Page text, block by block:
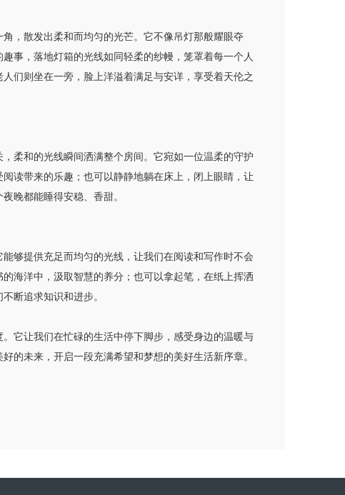
，散发出柔和而均匀的光芒。它不像吊灯那般耀眼夺
事，落地灯箱的光线如同轻柔的纱幔，笼罩着每一个人
们则坐在一旁，脸上洋溢着满足与安详，享受着天伦之
柔和的光线瞬间洒满整个房间。它宛如一位温柔的守护
读带来的乐趣；也可以静静地躺在床上，闭上眼睛，让
晚都能睡得安稳、香甜。
够提供充足而均匀的光线，让我们在阅读和写作时不会
海洋中，汲取智慧的养分；也可以拿起笔，在纸上挥洒
断追求知识和进步。
它让我们在忙碌的生活中停下脚步，感受身边的温暖与
的未来，开启一段充满希望和梦想的美好生活新序章。